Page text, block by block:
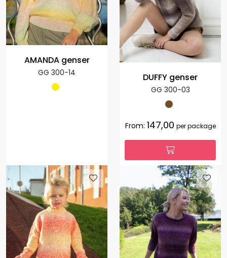
AMANDA genser
GG 300-14 DUFFY genser
GG 300-03
From: 147,00 per package